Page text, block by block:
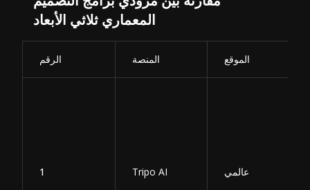
المعماري ثلاثي الأبعاد
الرقم المنصة الموقع
1 Tripo AI عالمي